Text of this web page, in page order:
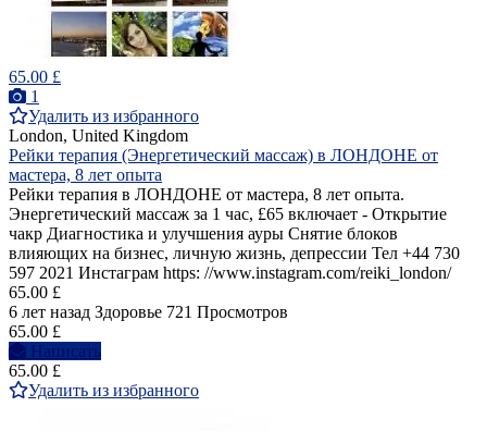
65.00 £
1
Удалить из избранного
London, United Kingdom
Рейки терапия (Энергетический массаж) в ЛОНДОНЕ от
мастера, 8 лет опыта
Рейки терапия в ЛОНДОНЕ от мастера, 8 лет опыта.
Энергетический массаж за 1 час, £65 включает - Открытие
чакр Диагностика и улучшения ауры Снятие блоков
влияющих на бизнес, личную жизнь, депрессии Тел +44 730
597 2021 Инстаграм https: //www.instagram.com/reiki_london/
65.00 £
6 лет назад Здоровье 721 Просмотров
65.00 £
Написать
65.00 £
Удалить из избранного